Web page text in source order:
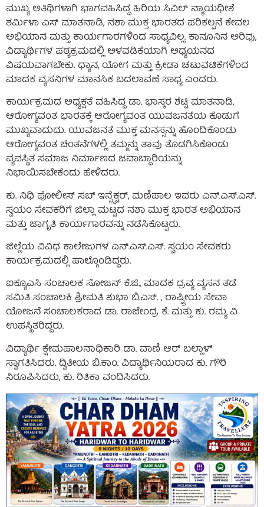
ಮುಖ್ಯ ಅತಿಥಿಗಳಾಗಿ ಭಾಗವಹಿಸಿದ್ದ ಹಿರಿಯ ಸಿವಿಲ್ ನ್ಯಾಯಧೀಶೆ
ಶರ್ಮಿಳಾ ಎಸ್ ಮಾತನಾಡಿ, ನಶಾ ಮುಕ್ತ ಭಾರತದ ಪರಿಕಲ್ಪನೆ ಕೇವಲ
ಅಭಿಯಾನ ಮತ್ತು ಕಾರ್ಯಗಾರಗಳಿಂದ ಸಾಧ್ಯವಿಲ್ಲ. ಕಾನೂನಿನ ಅರಿವು,
ವಿದ್ಯಾರ್ಥಿಗಳ ಪಠ್ಯಕ್ರಮದಲ್ಲಿ ಅಳವಡಿಕೆಯಾಗಿ ಅಧ್ಯಯನದ
ವಿಷಯವಾಗಬೇಕು. ಧ್ಯಾನ, ಯೋಗ ಮತ್ತು ಕ್ರೀಡಾ ಚಟುವಟಿಕೆಗಳಿಂದ
ಮಾದಕ ವ್ಯಸನಿಗಳ ಮಾನಸಿಕ ಬದಲಾವಣೆ ಸಾಧ್ಯ ಎಂದರು.
ಕಾರ್ಯಕ್ರಮದ ಅಧ್ಯಕ್ಷತೆ ವಹಿಸಿದ್ದ ಡಾ. ಭಾಸ್ಕರ ಶೆಟ್ಟಿ ಮಾತನಾಡಿ,
ಆರೋಗ್ಯವಂತ ಭಾರತಕ್ಕೆ ಆರೋಗ್ಯವಂತ ಯುವಜನತೆಯ ಕೊಡುಗೆ
ಮುಖ್ಯವಾದುದು. ಯುವಜನತೆ ಮುಕ್ತ ಮನಸ್ಸನ್ನು ಹೊಂದಿಕೊಂಡು
ಆರೋಗ್ಯವಂತ ಚಿಂತನೆಗಳಲ್ಲಿ ತಮ್ಮನ್ನು ತಾವು ತೊಡಗಿಸಿಕೊಂಡು
ವ್ಯವಸ್ಥಿತ ಸಮಾಜ ನಿರ್ಮಾಣದ ಜವಾಬ್ದಾರಿಯನ್ನು
ನಿಭಾಯಿಸಬೇಕೆಂದು ಹೇಳಿದರು.
ಕು. ನಿಧಿ ಪೋಲೀಸ್ ಸಬ್ ಇನ್ಸ್ಪೆಕ್ಟರ್, ಮಣಿಪಾಲ ಇವರು ಎನ್.ಎಸ್.ಎಸ್.
ಸ್ವಯಂ ಸೇವಕರಿಗೆ ಜಿಲ್ಲಾ ಮಟ್ಟದ ನಶಾ ಮುಕ್ತ ಭಾರತ ಅಭಿಯಾನ
ಮತ್ತು ಜಾಗೃತಿ ಕಾರ್ಯಗಾರವನ್ನು ನಡೆಸಿಕೊಟ್ಟರು.
ಜಿಲ್ಲೆಯ ವಿವಿಧ ಕಾಲೇಜುಗಳ ಎನ್.ಎಸ್.ಎಸ್. ಸ್ವಯಂ ಸೇವಕರು
ಕಾರ್ಯಕ್ರಮದಲ್ಲಿ ಪಾಲ್ಗೊಂಡಿದ್ದರು.
ಐಕ್ಯೂಎಸಿ ಸಂಚಾಲಕ ಸೋಜನ್ ಕೆ.ಜಿ., ಮಾದಕ ದ್ರವ್ಯ ವ್ಯಸನ ತಡೆ
ಸಮಿತಿ ಸಂಚಾಲಕಿ ಶ್ರೀಮತಿ ಶುಭಾ ಬಿ.ಎಸ್. , ರಾಷ್ಟ್ರೀಯ ಸೇವಾ
ಯೋಜನೆ ಸಂಚಾಲಕರಾದ ಡಾ. ರಾಜೇಂದ್ರ ಕೆ. ಮತ್ತು ಕು. ರಮ್ಯ ವಿ
ಉಪಸ್ಥಿತರಿದ್ದರು.
ವಿದ್ಯಾರ್ಥಿ ಕ್ಷೇಮಪಾಲನಾಧಿಕಾರಿ ಡಾ. ವಾಣಿ ಆರ್ ಬಲ್ಲಾಳ್
ಸ್ವಾಗತಿಸಿದರು. ದ್ವಿತೀಯ ಬಿ.ಕಾಂ. ವಿದ್ಯಾರ್ಥಿನಿಯರಾದ ಕು. ಗೌರಿ
ನಿರೂಪಿಸಿದರು, ಕು. ರಿತಿಕಾ ವಂದಿಸಿದರು.